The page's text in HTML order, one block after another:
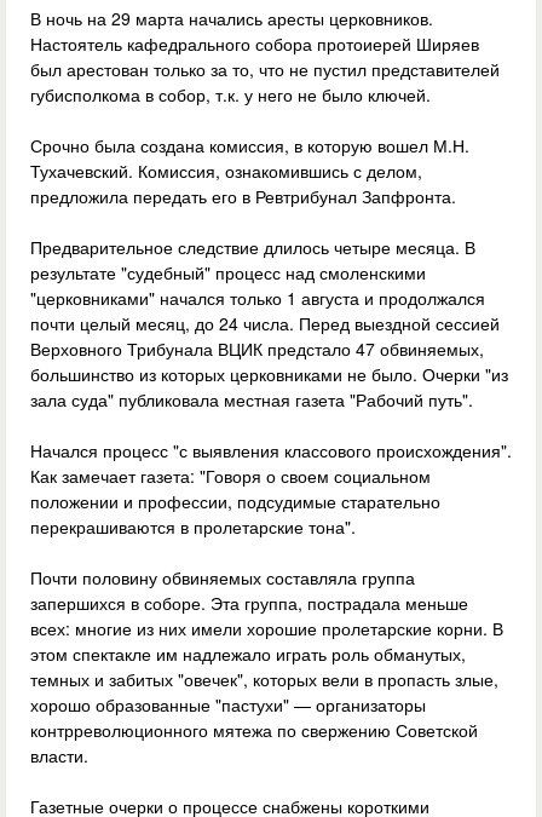
В ночь на 29 марта начались аресты церковников.
Настоятель кафедрального собора протоиерей Ширяев
был арестован только за то, что не пустил представителей
губисполкома в собор, т.к. у него не было ключей.
Срочно была создана комиссия, в которую вошел М.Н.
Тухачевский. Комиссия, ознакомившись с делом,
предложила передать его в Ревтрибунал Запфронта.
Предварительное следствие длилось четыре месяца. В
результате "судебный" процесс над смоленскими
"церковниками" начался только 1 августа и продолжался
почти целый месяц, до 24 числа. Перед выездной сессией
Верховного Трибунала ВЦИК предстало 47 обвиняемых,
большинство из которых церковниками не было. Очерки "из
зала суда" публиковала местная газета "Рабочий путь".
Начался процесс "с выявления классового происхождения".
Как замечает газета: "Говоря о своем социальном
положении и профессии, подсудимые старательно
перекрашиваются в пролетарские тона".
Почти половину обвиняемых составляла группа
запершихся в соборе. Эта группа, пострадала меньше
всех: многие из них имели хорошие пролетарские корни. В
этом спектакле им надлежало играть роль обманутых,
темных и забитых "овечек", которых вели в пропасть злые,
хорошо образованные "пастухи" — организаторы
контрреволюционного мятежа по свержению Советской
власти.
Газетные очерки о процессе снабжены короткими